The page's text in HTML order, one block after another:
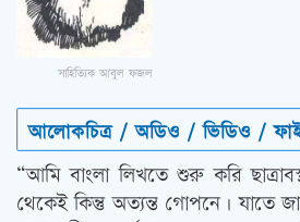
সাহিত্যিক আবুল ফজল
আলোকচিত্র / অডিও / ভিডিও /
“আমি বাংলা লিখতে শুরু করি
থেকেই কিন্তু অত্যন্ত গোপনে। যাতে